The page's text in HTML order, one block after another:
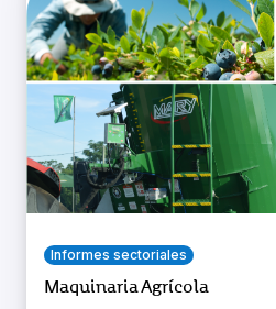
Informes sectoriales
Maquinaria Agrícola